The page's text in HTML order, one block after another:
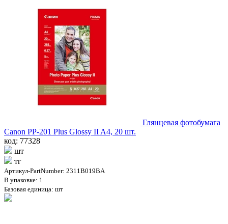
Глянцевая фотобумага
Canon PP-201 Plus Glossy II A4, 20 шт.
код: 77328
шт
тг
Артикул-PartNumber: 2311B019BA
В упаковке: 1
Базовая единица: шт